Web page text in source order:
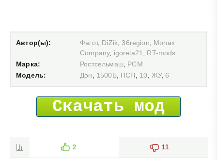
Автор(ы): Фагот, DiZik 36region
Monax
Сompany, igorela21
RT-mods
Марка:
Ростсельмаш, РСМ
Модель:
Дон 1500Б, ПСП 10 ЖУ,6
Скачать мод
2 11